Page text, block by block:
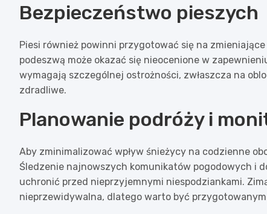
Bezpieczeństwo pieszych
Piesi również powinni przygotować się na
podeszwą może okazać się nieocenione w
wymagają szczególnej ostrożności, zwłaszcza na
zdradliwe.
Planowanie podróży i
Aby zminimalizować wpływ śnieżycy na codzienne
Śledzenie najnowszych komunikatów pogodowych i
uchronić przed nieprzyjemnymi niespodziankami.
nieprzewidywalna, dlatego warto być